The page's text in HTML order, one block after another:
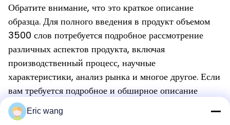
Обратите внимание, что это краткое описание
образца. Для полного введения в продукт объемом
3500 слов потребуется подробное рассмотрение
различных аспектов продукта, включая
производственный процесс, научные
характеристики, анализ рынка и многое другое. Если
вам требуется подробное и обширное описание
продукта, рекомендуется обратиться к
профессиональным авторам контента или
Eric wang